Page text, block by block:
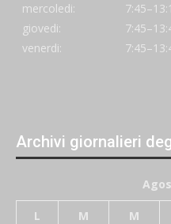
mercoledi:
giovedi:
venerdi:
Archivi giornalieri
L M M